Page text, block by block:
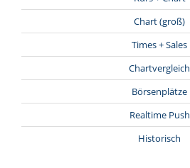
Chart (groß)
Times + Sales
Chartvergleich
Börsenplätze
Realtime Push
Historisch